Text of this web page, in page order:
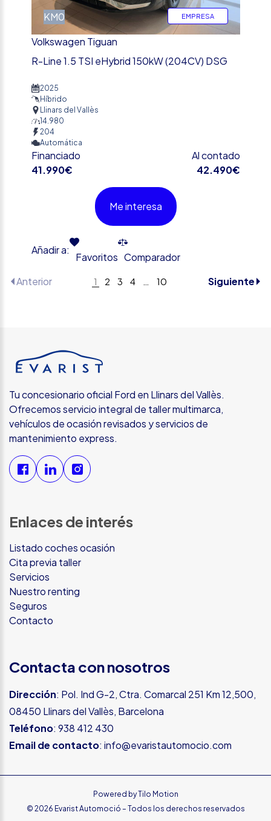
KM0 EMPRESA
Volkswagen Tiguan
R-Line 1.5 TSI eHybrid 150kW (204CV) DSG
2025
Híbrido
Llinars del Vallès
14.980
204
Automática
Financiado
41.990€
Al contado
42.490€
Me interesa
Añadir a:
Favoritos Comparador
Anterior
1 2 3 4 10 Siguiente
Tu concesionario oficial Ford en Llinars del Vallès.
Ofrecemos servicio integral de taller multimarca,
vehículos de ocasión revisados y servicios de
mantenimiento express.
Enlaces de interés
Listado coches ocasión
Cita previa taller
Servicios
Nuestro renting
Seguros
Contacto
Contacta con nosotros
Dirección: Pol. Ind G-2, Ctra. Comarcal 251 Km 12,500,
08450 Llinars del Vallès, Barcelona
Teléfono: 938 412 430
Email de contacto: info@evaristautomocio.com
Powered byTilo Motion
© 2026 Evarist Automoció – Todos los derechos reservados